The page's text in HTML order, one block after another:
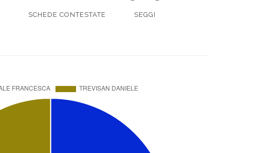
SCHEDE CONTESTATE SEGGI